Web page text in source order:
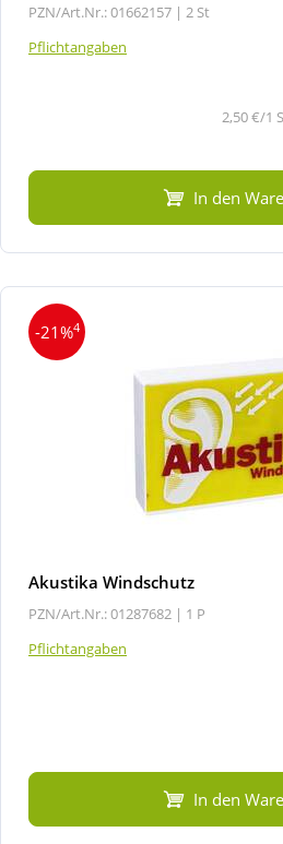
PZN/Art.Nr.: 01662157 | 2 St
Pflichtangaben
2,50 €/1
In den
-21%4
Akustika Windschutz
PZN/Art.Nr.: 01287682 | 1 P
Pflichtangaben
In den